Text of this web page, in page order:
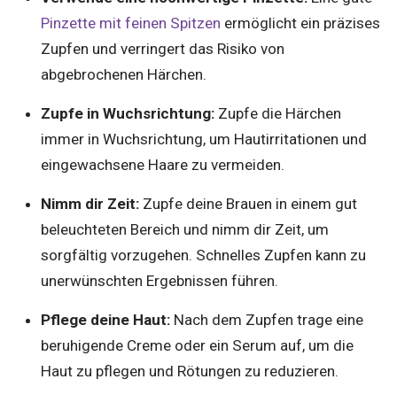
Pinzette mit feinen Spitzen ermöglicht ein präzises
Zupfen und verringert das Risiko von
abgebrochenen Härchen.
Zupfe in Wuchsrichtung:Zupfe die Härchen
immer in Wuchsrichtung, um Hautirritationen und
eingewachsene Haare zu vermeiden.
Nimm dir Zeit:Zupfe deine Brauen in einem gut
beleuchteten Bereich und nimm dir Zeit, um
sorgfältig vorzugehen. Schnelles Zupfen kann zu
unerwünschten Ergebnissen führen.
Pflege deine Haut:Nach dem Zupfen trage eine
beruhigende Creme oder ein Serum auf, um die
Haut zu pflegen und Rötungen zu reduzieren.